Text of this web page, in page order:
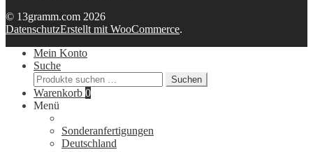
© 13gramm.com 2026
DatenschutzErstellt mit WooCommerce.
Mein Konto
Suche
Suchen
nach:
Suchen
Warenkorb 0
Menü
Sonderanfertigungen
Deutschland